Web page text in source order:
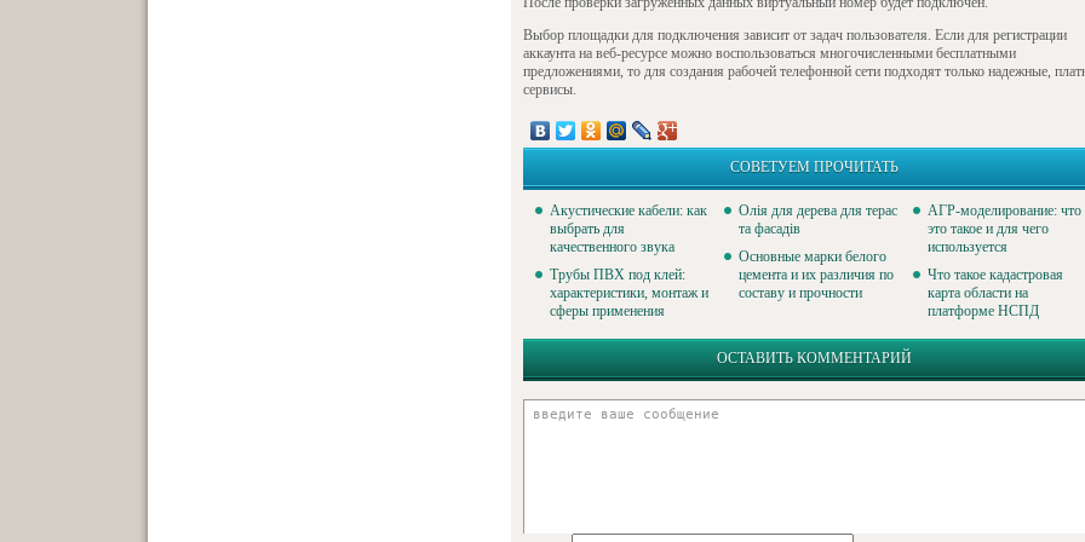
Выбор площадки для подключения зависит от задач пользователя. Если для регистрации
аккаунта на веб-ресурсе можно воспользоваться многочисленными бесплатными
предложениями, то для создания рабочей телефонной сети подходят только надежные,
сервисы.
СОВЕТУЕМ ПРОЧИТАТЬ
Акустические кабели: как
выбрать для
качественного звука
Трубы ПВХ под клей:
характеристики, монтаж и
сферы применения
Олія для дерева для терас
та фасадів
Основные марки белого
цемента и их различия по
составу и прочности
АГР-моделирование: что
это такое и для чего
используется
Что такое кадастровая
карта области на
платформе НСПД
ОСТАВИТЬ КОММЕНТАРИЙ